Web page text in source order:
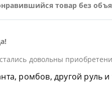
товар без
довольны
ромбов, другой руль и